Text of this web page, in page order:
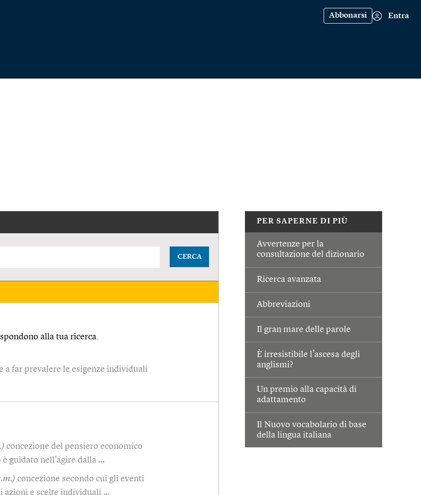
Abbonarsi Entra
PER SAPERNE DI PIÙ
Avvertenze per la
consultazione del dizionario
Ricerca avanzata
Abbreviazioni
Il gran mare delle parole
È irresistibile l’ascesa degli
anglismi?
Un premio alla capacità di
adattamento
Il Nuovo vocabolario di base
della lingua italiana
CERCA
alla tua ricerca.
a far prevalere le esigenze individuali
concezione del pensiero economico
è guidato nell'agire dalla …
concezione secondo cui gli eventi
azioni e scelte individuali …